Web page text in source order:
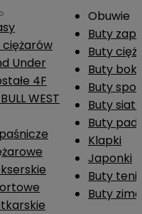
ciężarów
Under
4F
WEST
Obuwie
Buty
Buty
Buty
Buty
Buty
Buty
Klapki
Japonki
Buty
Buty